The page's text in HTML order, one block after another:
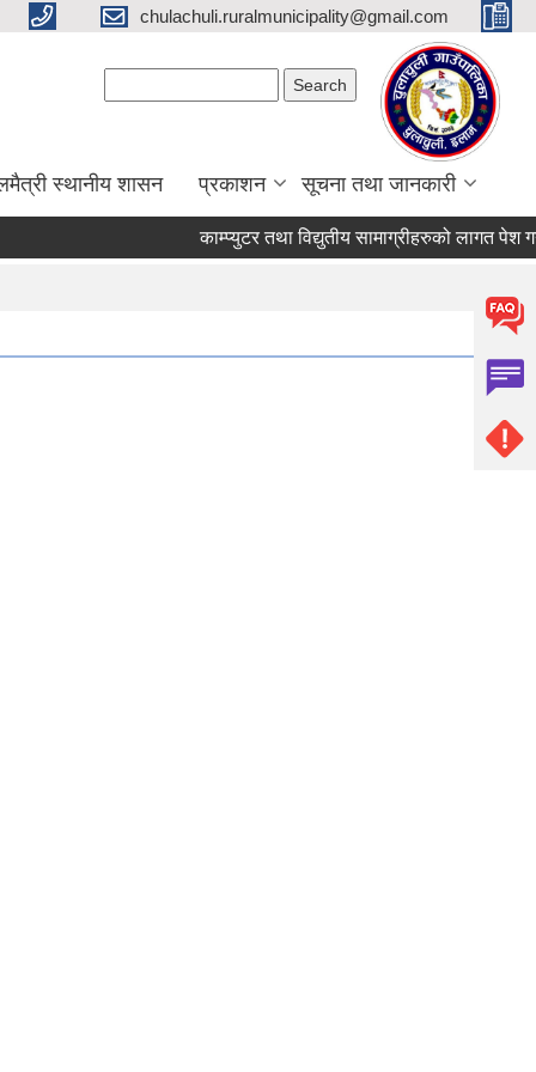
chulachuli.ruralmunicipality@gmail.com
स्थानीय शासन प्रकाशन सूचना तथा जानकारी
काम्प्युटर तथा विद्युतीय सामाग्रीहरुको लागत पेश गर्ने